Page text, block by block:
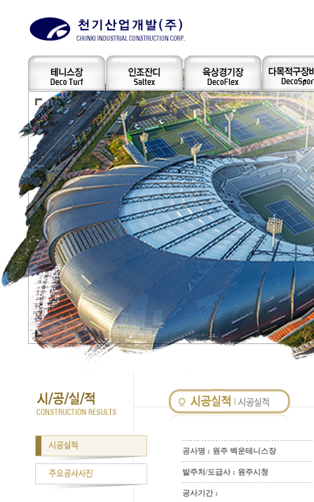
공사명 : 원주 백운테니스장
발주처/도급사 : 원주시청
공사기간 :